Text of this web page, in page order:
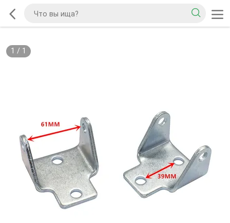
1 / 1